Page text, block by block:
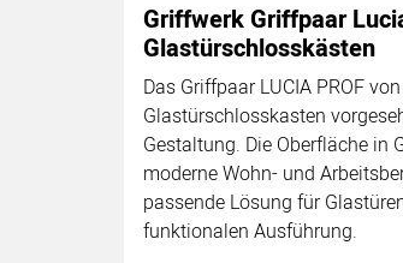
Griffwerk Griffpaar
Glastürschlosskästen
Das Griffpaar LUCIA PROF
Glastürschlosskasten
Gestaltung. Die Oberfläche
moderne Wohn- und
passende Lösung für
funktionalen Ausführung.